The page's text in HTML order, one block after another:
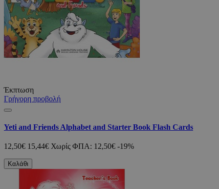
Έκπτωση
Γρήγορη προβολή
Yeti and Friends Alphabet and Starter Book Flash Cards
12,50€ 15,44€ Χωρίς ΦΠΑ: 12,50€ -19%
Καλάθι